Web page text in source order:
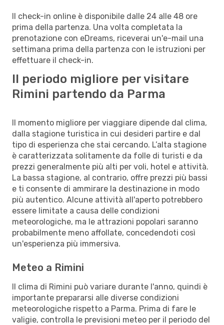
Il check-in online è disponibile dalle 24 alle 48 ore
prima della partenza. Una volta completata la
prenotazione con eDreams, riceverai un'e-mail una
settimana prima della partenza con le istruzioni per
effettuare il check-in.
Il periodo migliore per visitare
Rimini partendo da Parma
Il momento migliore per viaggiare dipende dal clima,
dalla stagione turistica in cui desideri partire e dal
tipo di esperienza che stai cercando. L’alta stagione
è caratterizzata solitamente da folle di turisti e da
prezzi generalmente più alti per voli, hotel e attività.
La bassa stagione, al contrario, offre prezzi più bassi
e ti consente di ammirare la destinazione in modo
più autentico. Alcune attività all'aperto potrebbero
essere limitate a causa delle condizioni
meteorologiche, ma le attrazioni popolari saranno
probabilmente meno affollate, concedendoti così
un'esperienza più immersiva.
Meteo a Rimini
Il clima di Rimini può variare durante l'anno, quindi è
importante prepararsi alle diverse condizioni
meteorologiche rispetto a Parma. Prima di fare le
valigie, controlla le previsioni meteo per il periodo del